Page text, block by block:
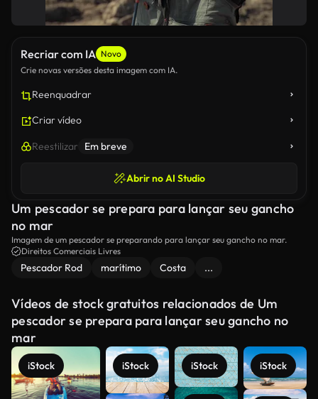
Recriar com IA Novo
Crie novas versões desta imagem com IA.
Reenquadrar
Criar vídeo
Reestilizar Em breve
Abrir no AI Studio
Um pescador se prepara para lançar seu gancho
no mar
Imagem de um pescador se preparando para lançar seu gancho no mar.
Direitos Comerciais Livres
Pescador Rod marítimo Costa ...
Vídeos de stock gratuitos relacionados de Um
pescador se prepara para lançar seu gancho no
mar
iStock iStock iStock iStock